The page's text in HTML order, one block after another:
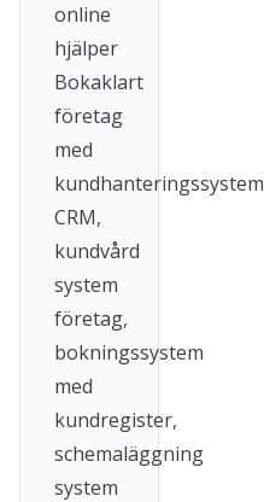
online
hjälper
Bokaklart
företag
med
kundhanteringssystem
CRM,
kundvård
system
företag,
bokningssystem
med
kundregister,
schemaläggning
system